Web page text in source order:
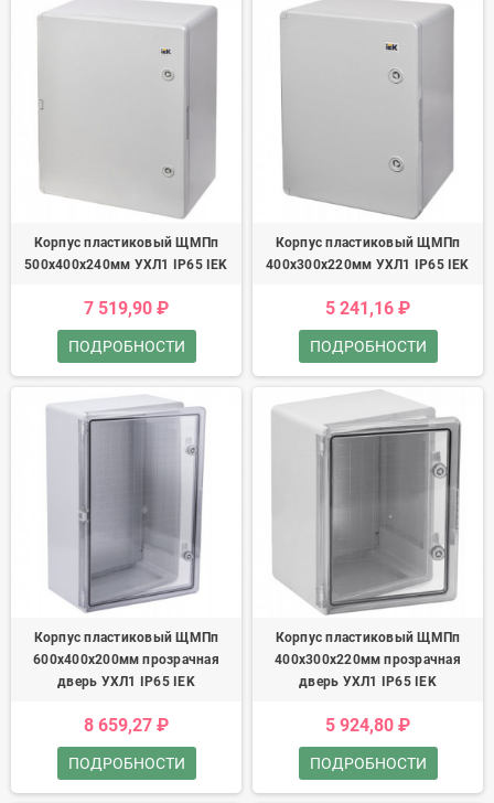
Корпус пластиковый ЩМПп
500х400х240мм УХЛ1 IP65 IEK
7 519,90 ₽
ПОДРОБНОСТИ
Корпус пластиковый ЩМПп
400х300х220мм УХЛ1 IP65 IEK
5 241,16 ₽
ПОДРОБНОСТИ
Корпус пластиковый ЩМПп
600х400х200мм прозрачная
дверь УХЛ1 IP65 IEK
8 659,27 ₽
ПОДРОБНОСТИ
Корпус пластиковый ЩМПп
400х300х220мм прозрачная
дверь УХЛ1 IP65 IEK
5 924,80 ₽
ПОДРОБНОСТИ